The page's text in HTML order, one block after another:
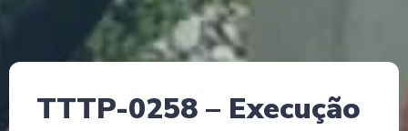
TTTP-0258 – Execução